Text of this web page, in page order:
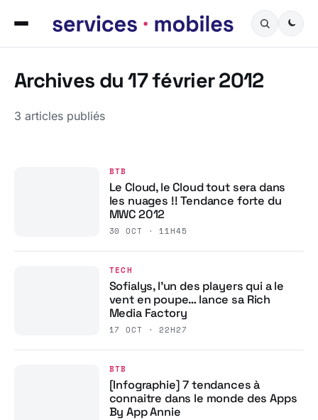
Archives du 17 février 2012
3 articles publiés
BTB
Le Cloud, le Cloud tout sera dans
les nuages !! Tendance forte du
MWC 2012
30 OCT · 11H45
TECH
Sofialys, l’un des players qui a le
vent en poupe… lance sa Rich
Media Factory
17 OCT · 22H27
BTB
[Infographie] 7 tendances à
connaitre dans le monde des Apps
By App Annie